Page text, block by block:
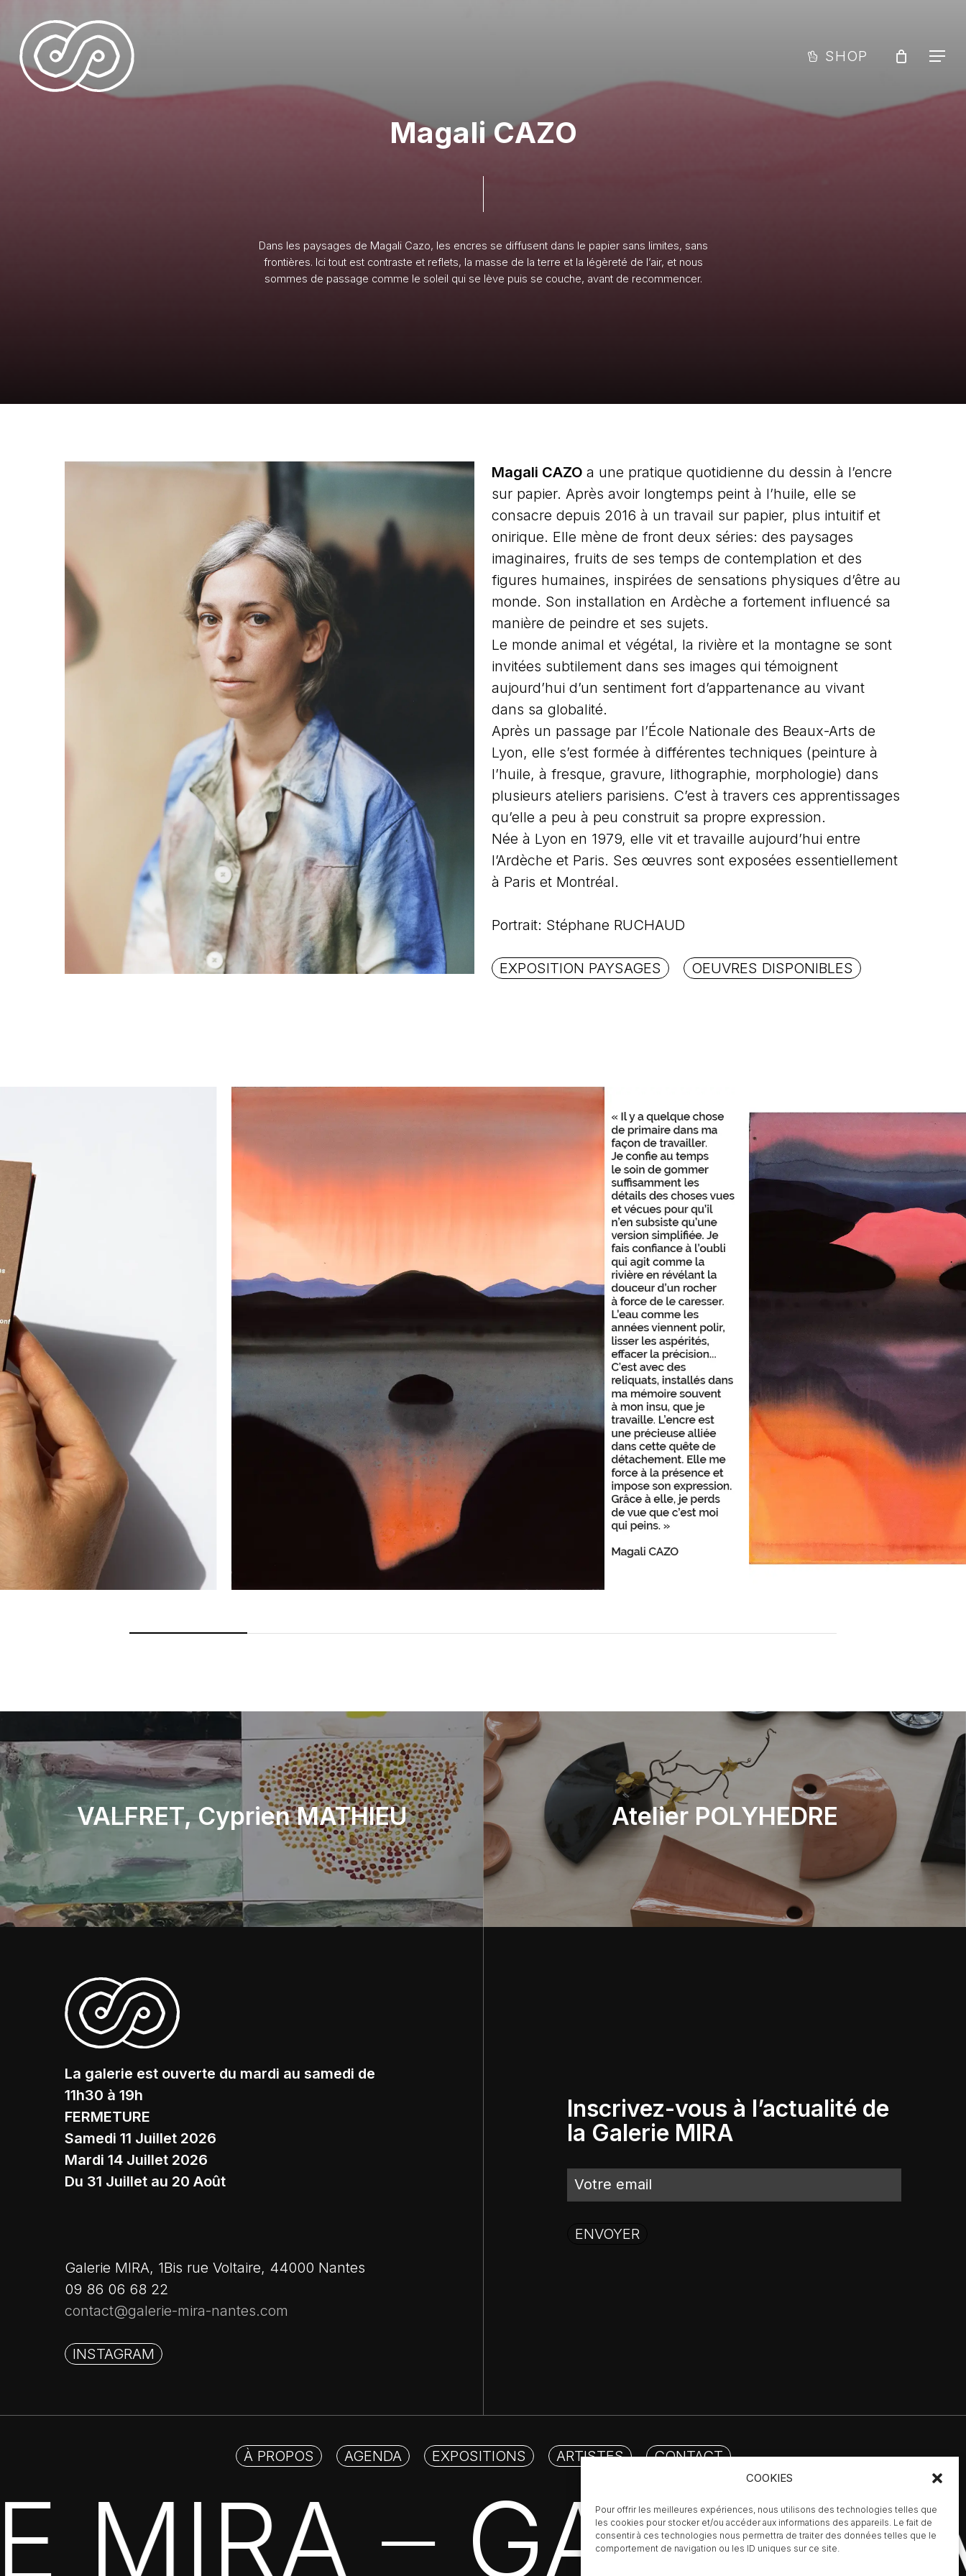
COOKIES
Pour offrir les meilleures expériences, nous utilisons des technologies telles que
les cookies pour stocker et/ou accéder aux informations des appareils. Le fait de
consentir à ces technologies nous permettra de traiter des données telles que le
comportement de navigation ou les ID uniques sur ce site.
main
content
SHOP Menu
Cart
Votre panier est vide.
Magali CAZO
Dans les paysages de Magali Cazo, les encres se diffusent dans le papier sans limites, sans
frontières. Ici tout est contraste et reflets, la masse de la terre et la légèreté de l’air, et nous
sommes de passage comme le soleil qui se lève puis se couche, avant de recommencer.
Magali CAZO a une pratique quotidienne du dessin à l’encre
sur papier. Après avoir longtemps peint à l’huile, elle se
consacre depuis 2016 à un travail sur papier, plus intuitif et
onirique. Elle mène de front deux séries: des paysages
imaginaires, fruits de ses temps de contemplation et des
figures humaines, inspirées de sensations physiques d’être au
monde. Son installation en Ardèche a fortement influencé sa
manière de peindre et ses sujets.
Le monde animal et végétal, la rivière et la montagne se sont
invitées subtilement dans ses images qui témoignent
aujourd’hui d’un sentiment fort d’appartenance au vivant
dans sa globalité.
Après un passage par l’École Nationale des Beaux-Arts de
Lyon, elle s’est formée à différentes techniques (peinture à
l’huile, à fresque, gravure, lithographie, morphologie) dans
plusieurs ateliers parisiens. C’est à travers ces apprentissages
qu’elle a peu à peu construit sa propre expression.
Née à Lyon en 1979, elle vit et travaille aujourd’hui entre
l’Ardèche et Paris. Ses œuvres sont exposées essentiellement
à Paris et Montréal.
Portrait: Stéphane RUCHAUD
EXPOSITION PAYSAGES OEUVRES DISPONIBLES
VALFRET, Cyprien MATHIEU Atelier POLYHEDRE
La galerie est ouverte du mardi au samedi de
11h30 à 19h
FERMETURE
Samedi 11 Juillet 2026
Mardi 14 Juillet 2026
Du 31 Juillet au 20 Août
Galerie MIRA, 1Bis rue Voltaire, 44000 Nantes
09 86 06 68 22
contact@galerie-mira-nantes.com
INSTAGRAM
Inscrivez-vous à l’actualité de
la Galerie MIRA
À PROPOS AGENDA EXPOSITIONS ARTISTES CONTACT
MIRA —